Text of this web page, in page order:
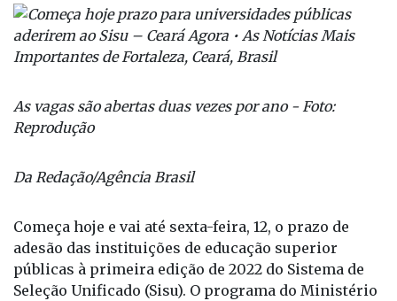
As vagas são abertas duas vezes por ano - Foto:
Reprodução
Da Redação/Agência Brasil
Começa hoje e vai até sexta-feira, 12, o prazo de
adesão das instituições de educação superior
públicas à primeira edição de 2022 do Sistema de
Seleção Unificado (Sisu). O programa do Ministério